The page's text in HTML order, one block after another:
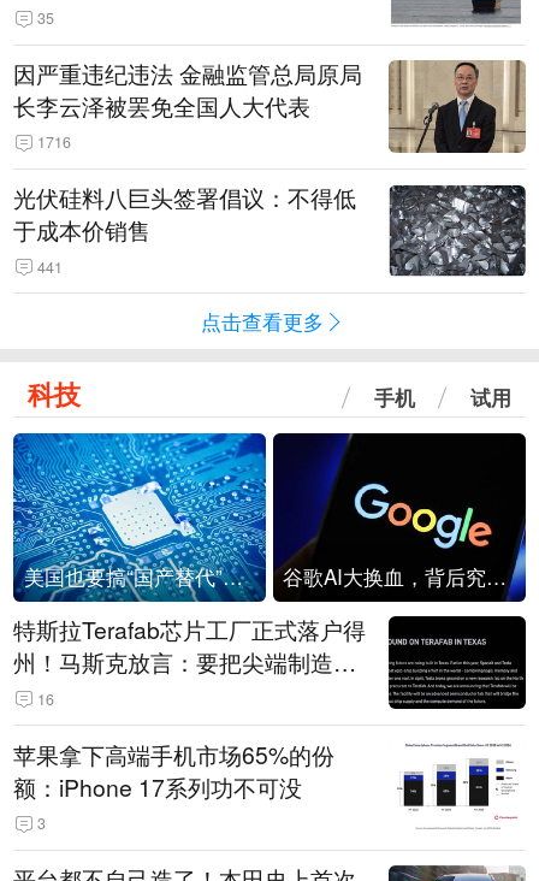
35
因严重违纪违法 金融监管总局原局
长李云泽被罢免全国人大代表
1716
光伏硅料八巨头签署倡议：不得低
于成本价销售
441
点击查看更多
科技 手机 试用
美国也要搞“国产替代”？先算清三笔账 谷歌AI大换血，背后究竟发生了什么？
特斯拉Terafab芯片工厂正式落户得
州！马斯克放言：要把尖端制造带
回美国
16
苹果拿下高端手机市场65%的份
额：iPhone 17系列功不可没
3